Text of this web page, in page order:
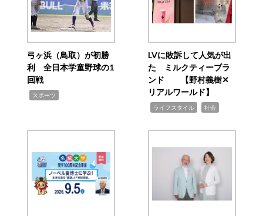
弓ヶ浜（鳥取）が初勝
利 全日本学童野球の1
回戦
スポーツ
LVに敗訴して人気が出
た ミルクティーブラ
ンド 【野村義樹✕
リアルワールド】
ライフスタイル 社会